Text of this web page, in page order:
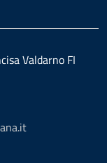
Valdarno FI